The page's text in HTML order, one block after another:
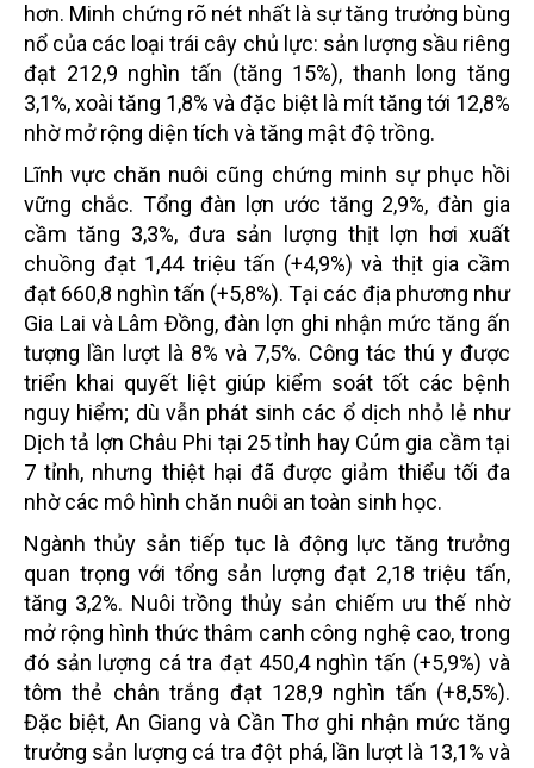
hơn. Minh chứng rõ nét nhất là sự tăng trưởng bùng
nổ của các loại trái cây chủ lực: sản lượng sầu riêng
đạt 212,9 nghìn tấn (tăng 15%), thanh long tăng
3,1%, xoài tăng 1,8% và đặc biệt là mít tăng tới 12,8%
nhờ mở rộng diện tích và tăng mật độ trồng.
Lĩnh vực chăn nuôi cũng chứng minh sự phục hồi
vững chắc. Tổng đàn lợn ước tăng 2,9%, đàn gia
cầm tăng 3,3%, đưa sản lượng thịt lợn hơi xuất
chuồng đạt 1,44 triệu tấn (+4,9%) và thịt gia cầm
đạt 660,8 nghìn tấn (+5,8%). Tại các địa phương như
Gia Lai và Lâm Đồng, đàn lợn ghi nhận mức tăng ấn
tượng lần lượt là 8% và 7,5%. Công tác thú y được
triển khai quyết liệt giúp kiểm soát tốt các bệnh
nguy hiểm; dù vẫn phát sinh các ổ dịch nhỏ lẻ như
Dịch tả lợn Châu Phi tại 25 tỉnh hay Cúm gia cầm tại
7 tỉnh, nhưng thiệt hại đã được giảm thiểu tối đa
nhờ các mô hình chăn nuôi an toàn sinh học.
Ngành thủy sản tiếp tục là động lực tăng trưởng
quan trọng với tổng sản lượng đạt 2,18 triệu tấn,
tăng 3,2%. Nuôi trồng thủy sản chiếm ưu thế nhờ
mở rộng hình thức thâm canh công nghệ cao, trong
đó sản lượng cá tra đạt 450,4 nghìn tấn (+5,9%) và
tôm thẻ chân trắng đạt 128,9 nghìn tấn (+8,5%).
Đặc biệt, An Giang và Cần Thơ ghi nhận mức tăng
trưởng sản lượng cá tra đột phá, lần lượt là 13,1% và